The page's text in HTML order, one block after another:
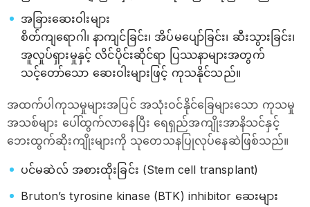
အခြားဆေးဝါးများ
စိတ်ကျရောဂါ၊ နာကျင်ခြင်း၊ အိပ်မပျော်ခြင်း၊ ဆီးသွားခြင်း၊
အူလှုပ်ရှားမှုနှင့် လိင်ပိုင်းဆိုင်ရာ ပြဿနာများအတွက်
သင့်တော်သော ဆေးဝါးများဖြင့် ကုသနိုင်သည်။
အထက်ပါကုသမှုများအပြင် အသုံးဝင်နိုင်ခြေများသော ကုသမှု
အသစ်များ ပေါ်ထွက်လာနေပြီး ရေရှည်အကျိုးအာနိသင်နှင့်
ဘေးထွက်ဆိုးကျိုးများကို သုတေသနပြုလုပ်နေဆဲဖြစ်သည်။
ပင်မဆဲလ် အစားထိုးခြင်း (Stem cell transplant)
Bruton’s tyrosine kinase (BTK) inhibitor ဆေးများ